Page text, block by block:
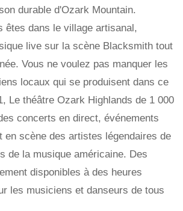
durable d'Ozark Mountain.
êtes dans le village artisanal,
live sur la scène Blacksmith tout
Vous ne voulez pas manquer les
locaux qui se produisent dans ce
Le théâtre Ozark Highlands de 1 000
concerts en direct, événements
en scène des artistes légendaires de
de la musique américaine. Des
disponibles à des heures
les musiciens et danseurs de tous